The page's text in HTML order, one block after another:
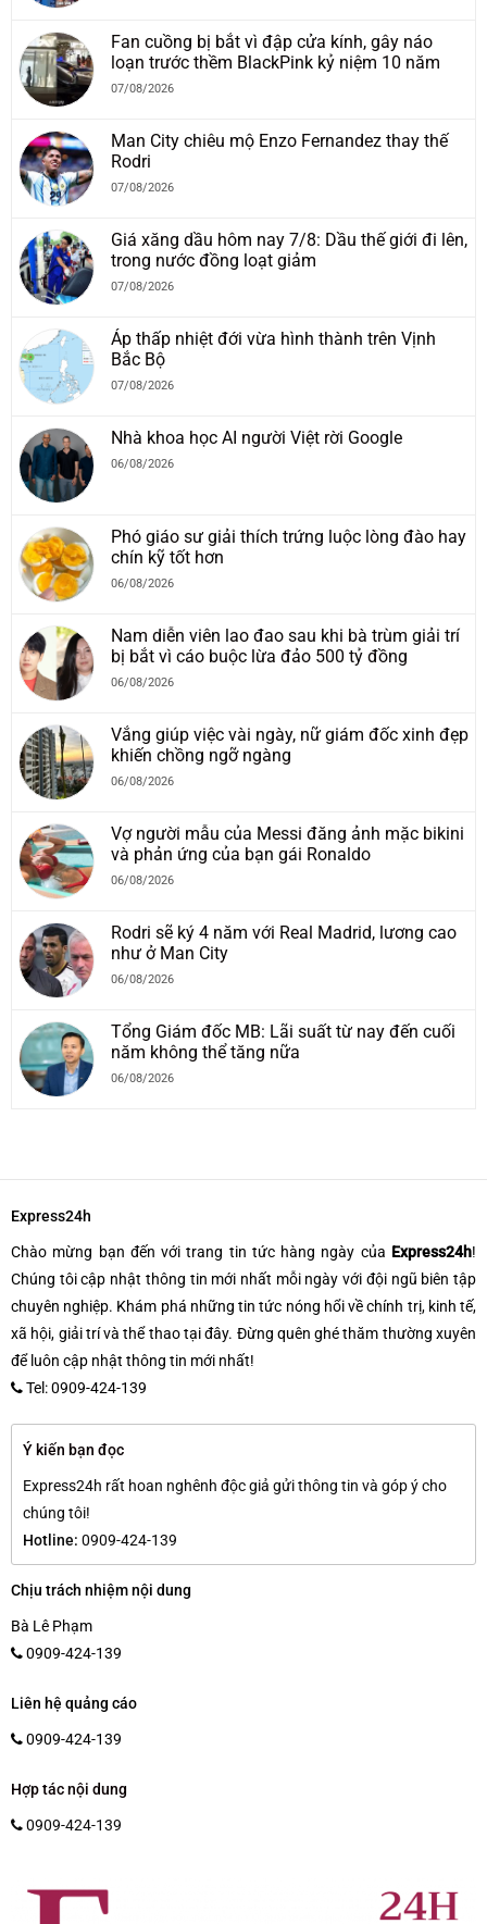
Fan cuồng bị bắt vì đập cửa kính, gây náo
loạn trước thềm BlackPink kỷ niệm 10 năm
07/08/2026
Man City chiêu mộ Enzo Fernandez thay thế
Rodri
07/08/2026
Giá xăng dầu hôm nay 7/8: Dầu thế giới đi lên,
trong nước đồng loạt giảm
07/08/2026
Áp thấp nhiệt đới vừa hình thành trên Vịnh
Bắc Bộ
07/08/2026
Nhà khoa học AI người Việt rời Google
06/08/2026
Phó giáo sư giải thích trứng luộc lòng đào hay
chín kỹ tốt hơn
06/08/2026
Nam diễn viên lao đao sau khi bà trùm giải trí
bị bắt vì cáo buộc lừa đảo 500 tỷ đồng
06/08/2026
Vắng giúp việc vài ngày, nữ giám đốc xinh đẹp
khiến chồng ngỡ ngàng
06/08/2026
Vợ người mẫu của Messi đăng ảnh mặc bikini
và phản ứng của bạn gái Ronaldo
06/08/2026
Rodri sẽ ký 4 năm với Real Madrid, lương cao
như ở Man City
06/08/2026
Tổng Giám đốc MB: Lãi suất từ nay đến cuối
năm không thể tăng nữa
06/08/2026
Express24h
Chào mừng bạn đến với trang tin tức hàng ngày của Express24h!
Chúng tôi cập nhật thông tin mới nhất mỗi ngày với đội ngũ biên tập
chuyên nghiệp. Khám phá những tin tức nóng hổi về chính trị, kinh tế,
xã hội, giải trí và thể thao tại đây. Đừng quên ghé thăm thường xuyên
để luôn cập nhật thông tin mới nhất!
Tel: 0909-424-139
Ý kiến bạn đọc
Express24h rất hoan nghênh độc giả gửi thông tin và góp ý cho
chúng tôi!
Hotline: 0909-424-139
Chịu trách nhiệm nội dung
Bà Lê Phạm
0909-424-139
Liên hệ quảng cáo
0909-424-139
Hợp tác nội dung
0909-424-139